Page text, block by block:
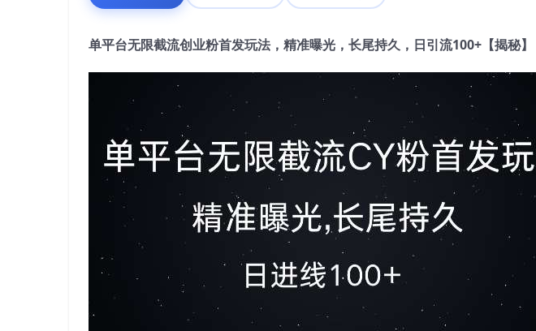
单平台无限截流创业粉首发玩法，精准曝光，长尾持久，日引流100+【揭秘】